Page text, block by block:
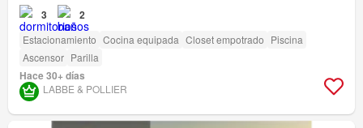
3 2
Estacionamiento Cocina equipada Closet empotrado Piscina
Ascensor Parilla
Hace 30+ días
LABBE & POLLIER